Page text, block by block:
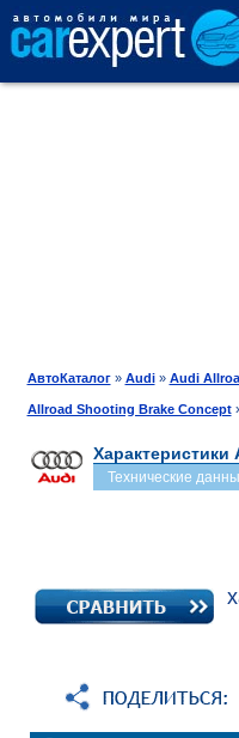
АвтоКаталог» Audi» Audi
Allroad Shooting Brake Concept
Технические